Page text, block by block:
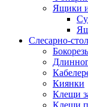
Ящики
Cлесарно-
Киянки
Клещи
Клещи